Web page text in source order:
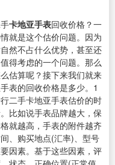
卡地亚手表回收价格？一
就是这个估价问题。因为
然不占什么优势，甚至还
得考虑的一个问题。那么
估算呢？接下来我们就来
表的回收价格是多少。1
二手卡地亚手表估价的时
比如说手表品牌越大，保
就越高，手表的附件越齐
、购买地点(汇率)、型号
因素。基于这些因素，评